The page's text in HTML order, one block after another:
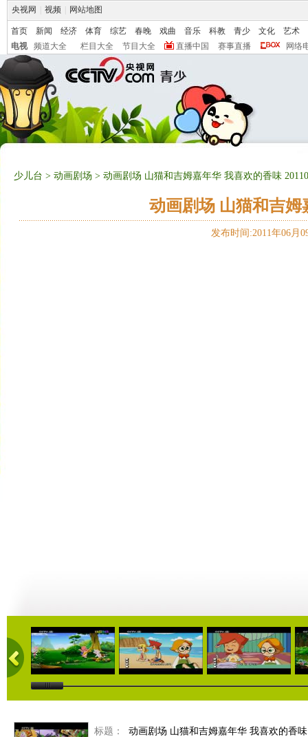
央视网 视频 网站地图
首页 新闻 经济 体育 综艺 春晚 戏曲 音乐 科教 青少 文化
艺术
电视
频道大全 栏目大全 节目大全 直播中国 赛事直播 网络
少儿台 > 动画剧场 > 动画剧场 山猫和吉姆嘉年华 我喜欢的香味
动画剧场 山猫和吉姆
发布时间:2011年06月
10:07 11:44 11:36
标题：
动画剧场 山猫和吉姆嘉年华 我喜欢的香味